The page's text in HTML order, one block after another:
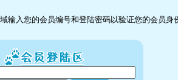
输入您的会员编号和登陆密码以验证您的会员身